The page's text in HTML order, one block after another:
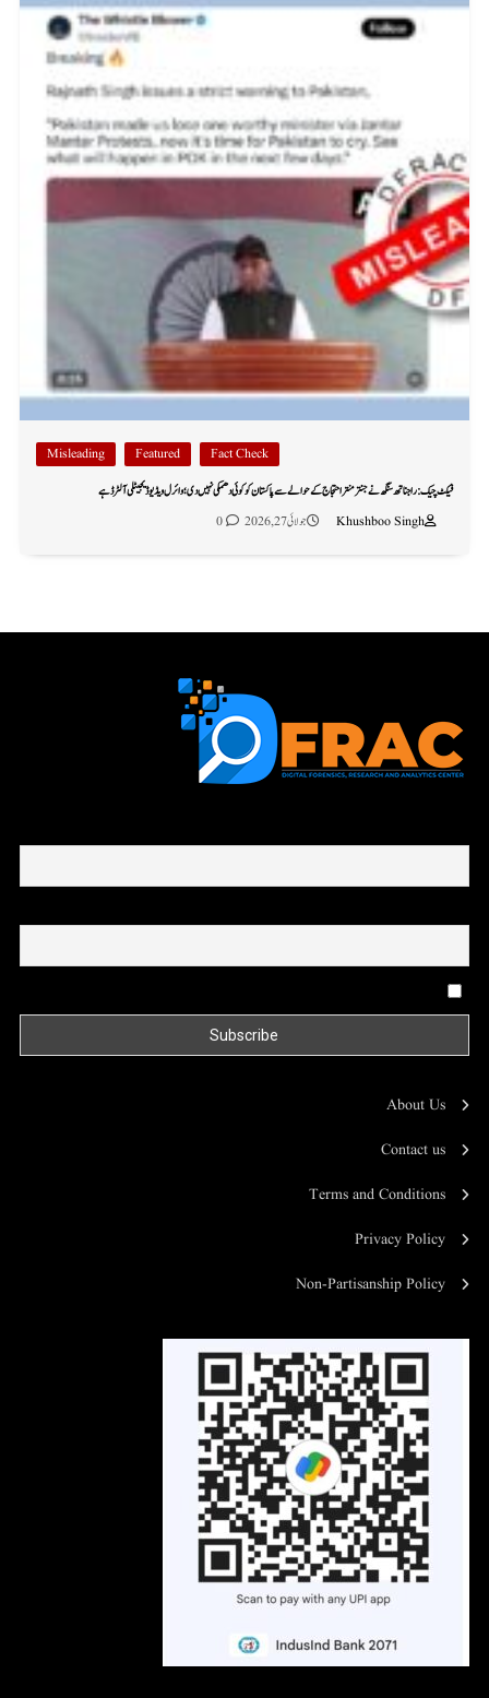
Fact Check
Featured
Misleading
فیکٹ چیک: راجناتھ سنگھ نے جنتر منتر احتجاج کے حوالے سے پاکستان کو کوئی دھمکی نہیں دی؛ وائرل ویڈیو ڈیجیٹلی آلٹرڈ ہے
Khushboo Singh
جولائی 27, 2026 0
About Us
Contact us
Terms and Conditions
Privacy Policy
Non-Partisanship Policy